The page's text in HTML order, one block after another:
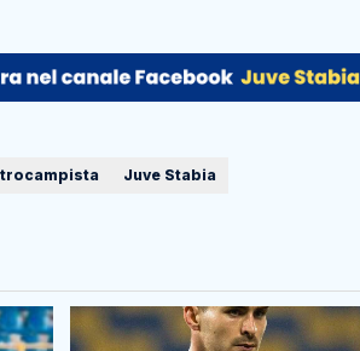
Juve Stabia